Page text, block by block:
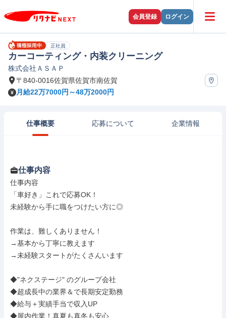
会員登録 ログイン
正社員
カーコーティング・内装クリーニング
株式会社ＡＳＡＰ
〒840-0016佐賀県佐賀市南佐賀
月給22万7000円～48万2000円
仕事概要 応募について 企業情報
仕事内容
仕事内容
「車好き」これで応募OK！
未経験から手に職をつけたい方に◎
作業は、難しくありません！
→基本から丁寧に教えます
→未経験スタートがたくさんいます
◆"ネクステージ" のグループ会社
◆超成長中の業界＆で長期安定勤務
◆給与＋実績手当で収入UP
◆屋内作業！真夏も真冬も安心